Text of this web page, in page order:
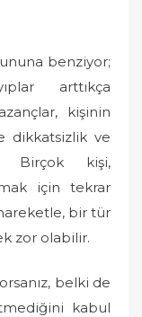
benziyor;
arttıkça
kişinin
dikkatsizlik ve
Birçok kişi,
için tekrar
bir tür
zor olabilir.
belki de
kabul